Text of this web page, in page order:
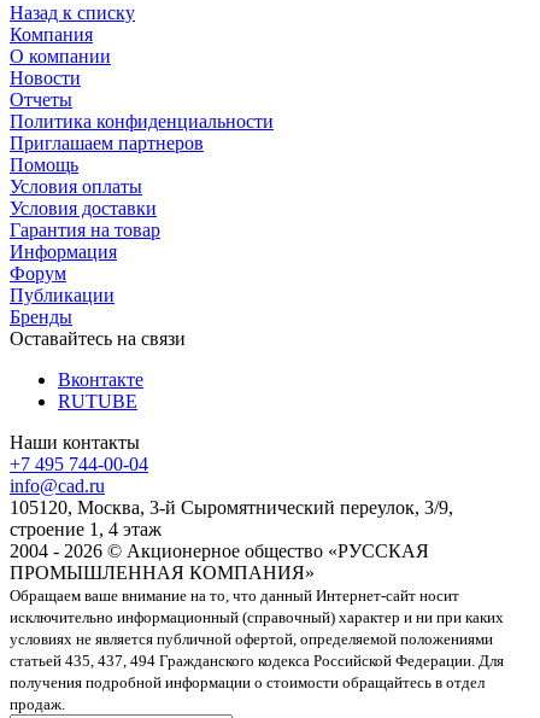
Назад к списку
Компания
О компании
Новости
Отчеты
Политика конфиденциальности
Приглашаем партнеров
Помощь
Условия оплаты
Условия доставки
Гарантия на товар
Информация
Форум
Публикации
Бренды
Оставайтесь на связи
Вконтакте
RUTUBE
Наши контакты
+7 495 744-00-04
info@cad.ru
105120, Москва, 3-й Сыромятнический переулок, 3/9,
строение 1, 4 этаж
2004 - 2026 © Акционерное общество «РУССКАЯ
ПРОМЫШЛЕННАЯ КОМПАНИЯ»
Обращаем ваше внимание на то, что данный Интернет-сайт носит
исключительно информационный (справочный) характер и ни при каких
условиях не является публичной офертой, определяемой положениями
статьей 435, 437, 494 Гражданского кодекса Российской Федерации. Для
получения подробной информации о стоимости обращайтесь в отдел
продаж.